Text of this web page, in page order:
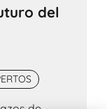
del